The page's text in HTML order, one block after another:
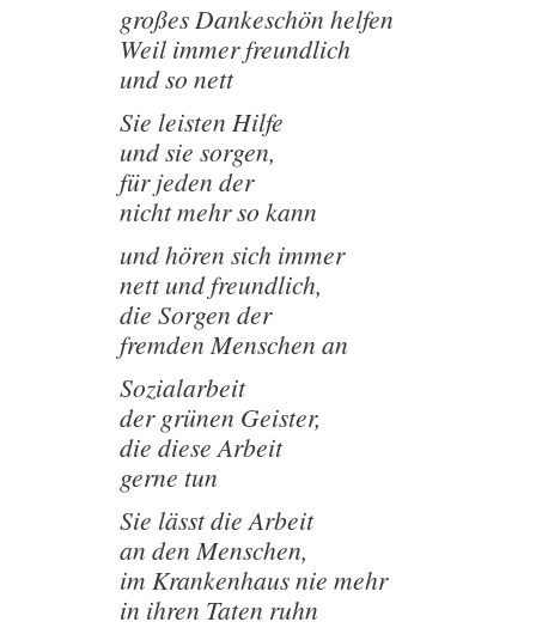
großes Dankeschön helfen
Weil immer freundlich
und so nett
Sie leisten Hilfe
und sie sorgen,
für jeden der
nicht mehr so kann
und hören sich immer
nett und freundlich,
die Sorgen der
fremden Menschen an
Sozialarbeit
der grünen Geister,
die diese Arbeit
gerne tun
Sie lässt die Arbeit
an den Menschen,
im Krankenhaus nie mehr
in ihren Taten ruhn